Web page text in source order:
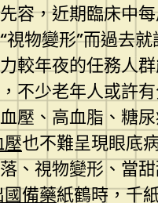
容，近期臨床中
視物變形”而過去
較年夜的任務人
不少老年人或許
壓、高血脂、糖
也不難呈現眼底
、視物變形、當
備藥紙鶴時，千